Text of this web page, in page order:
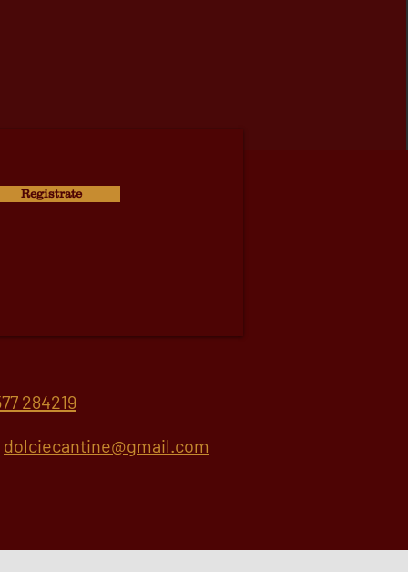
284219
dolciecantine@gmail.com
Registrate